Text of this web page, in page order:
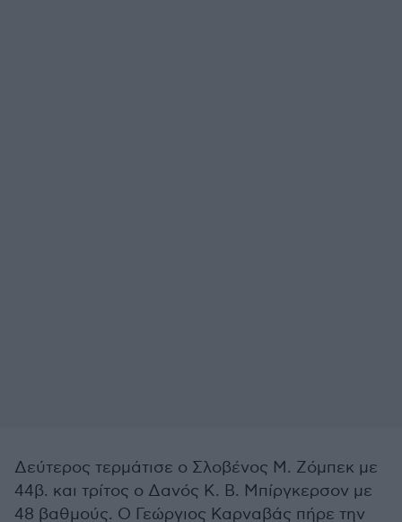
Δεύτερος τερμάτισε ο Σλοβένος Μ. Ζόμπεκ με
44β. και τρίτος ο Δανός Κ. Β. Μπίργκερσον με
48 βαθμούς. Ο Γεώργιος Καρναβάς πήρε την